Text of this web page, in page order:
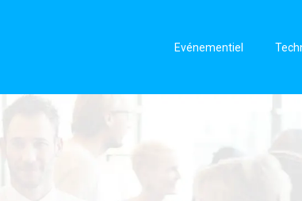
Evénementiel